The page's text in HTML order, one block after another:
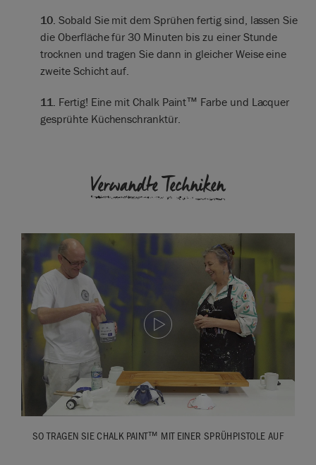
10. Sobald Sie mit dem Sprühen fertig sind, lassen Sie
die Oberfläche für 30 Minuten bis zu einer Stunde
trocknen und tragen Sie dann in gleicher Weise eine
zweite Schicht auf.
11. Fertig! Eine mit Chalk Paint™ Farbe und Lacquer
gesprühte Küchenschranktür.
Verwandte Techniken
SO TRAGEN SIE CHALK PAINT™ MIT EINER SPRÜHPISTOLE AUF